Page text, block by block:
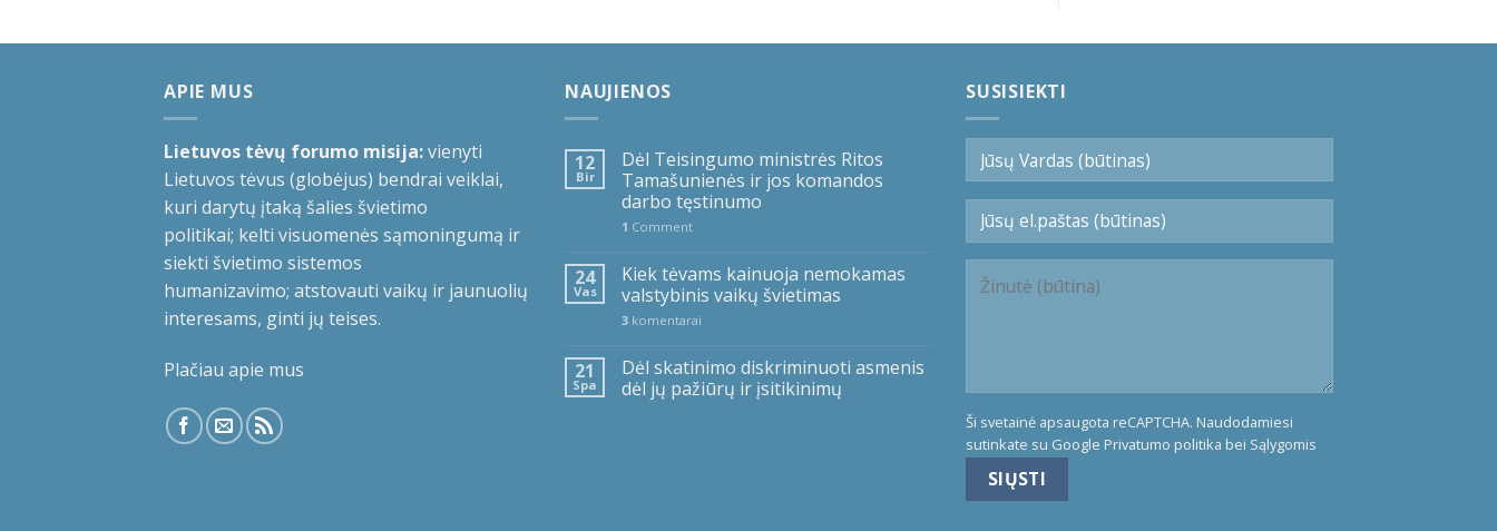
APIE MUS
Lietuvos tėvų forumo misija:vienyti
Lietuvos tėvus (globėjus) bendrai veiklai,
kuri darytų įtaką šalies švietimo
politikai; kelti visuomenės sąmoningumą ir
siekti švietimo sistemos
humanizavimo; atstovauti vaikų ir jaunuolių
interesams, ginti jų teises.
Plačiau apie mus
NAUJIENOS
12
Bir
Dėl Teisingumo ministrės Ritos
Tamašunienės ir jos komandos
darbo tęstinumo
1 Comment
24
Vas
Kiek tėvams kainuoja nemokamas
valstybinis vaikų švietimas
3 komentarai
21
Spa
Dėl skatinimo diskriminuoti asmenis
dėl jų pažiūrų ir įsitikinimų
SUSISIEKTI
Ši svetainė apsaugota reCAPTCHA. Naudodamiesi
sutinkate su Google Privatumo politika bei Sąlygomis